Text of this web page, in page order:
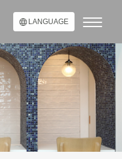
LANGUAGE